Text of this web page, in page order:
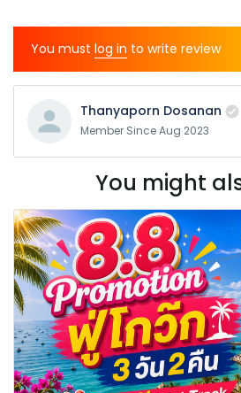
You must log in to write review
Thanyaporn Dosanan
Member Since Aug 2023
You might